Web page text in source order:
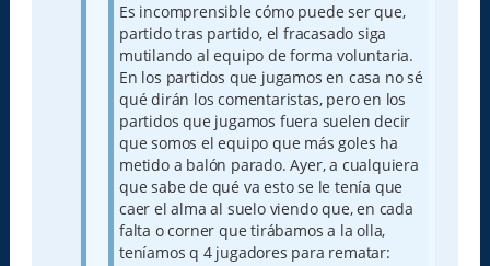
Es incomprensible cómo puede ser que,
partido tras partido, el fracasado siga
mutilando al equipo de forma voluntaria.
En los partidos que jugamos en casa no sé
qué dirán los comentaristas, pero en los
partidos que jugamos fuera suelen decir
que somos el equipo que más goles ha
metido a balón parado. Ayer, a cualquiera
que sabe de qué va esto se le tenía que
caer el alma al suelo viendo que, en cada
falta o corner que tirábamos a la olla,
teníamos q 4 jugadores para rematar: